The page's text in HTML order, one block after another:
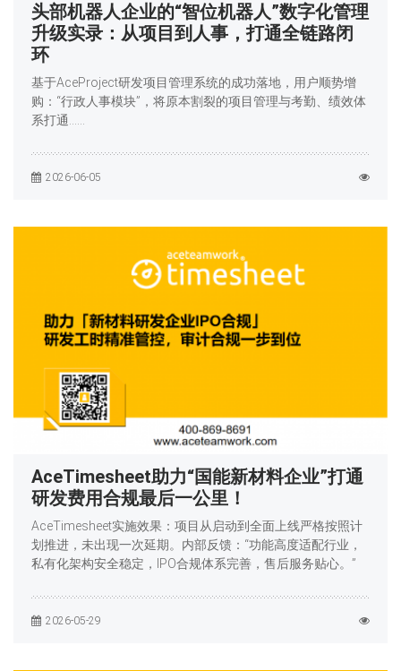
头部机器人企业的“智位机器人”数字化管理
升级实录：从项目到人事，打通全链路闭
环
基于AceProject研发项目管理系统的成功落地，用户顺势增
购：“行政人事模块”，将原本割裂的项目管理与考勤、绩效体
系打通……
2026-06-05
AceTimesheet助力“国能新材料企业”打通
研发费用合规最后一公里！
AceTimesheet实施效果：项目从启动到全面上线严格按照计
划推进，未出现一次延期。内部反馈：“功能高度适配行业，
私有化架构安全稳定，IPO合规体系完善，售后服务贴心。”
2026-05-29